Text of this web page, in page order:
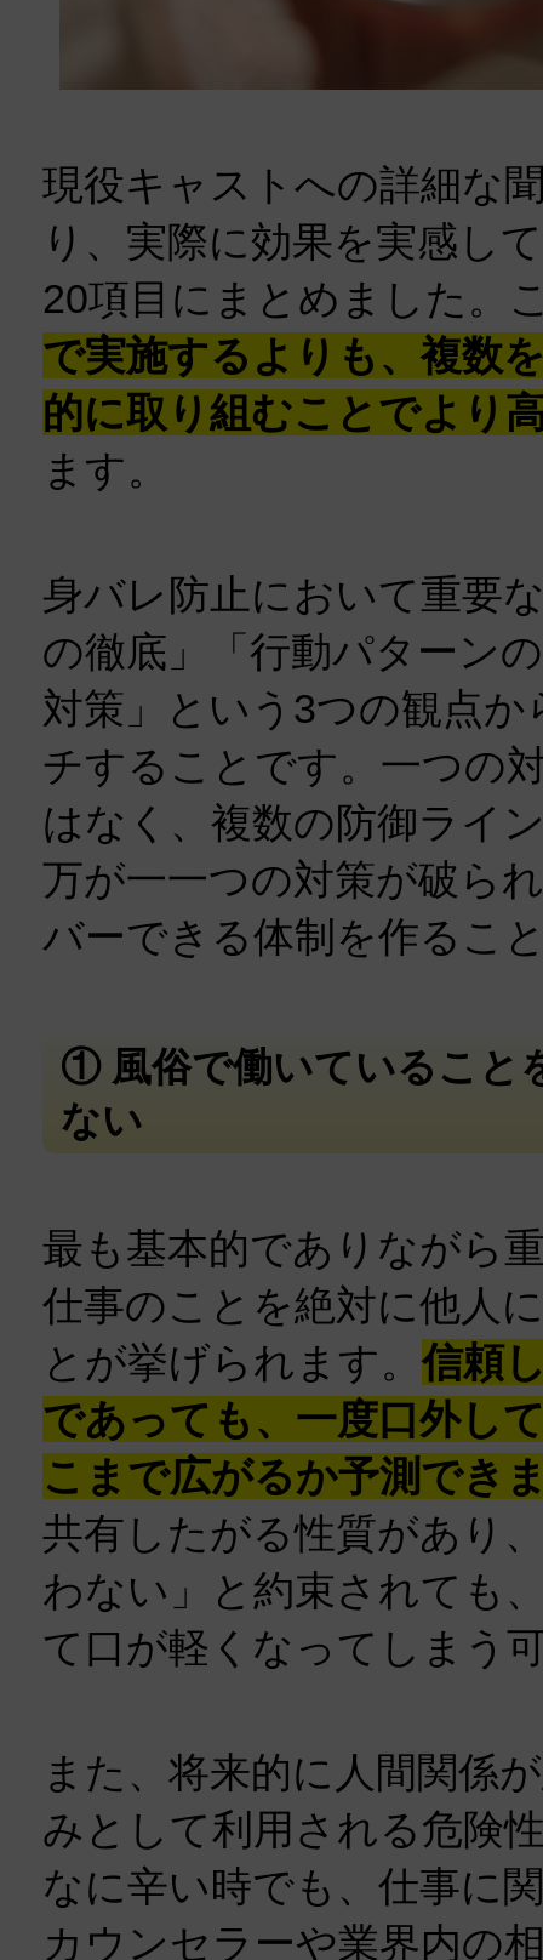
現役キャストへの詳細な
り、実際に効果を実感し
20項目にまとめました。
で実施するよりも、複数
的に取り組むことでより
ます。
身バレ防止において重要
の徹底」「行動パターン
対策」という3つの観点
チすることです。一つの
はなく、複数の防御ライ
万が一一つの対策が破ら
バーできる体制を作るこ
① 風俗で働いていること
ない
最も基本的でありながら
仕事のことを絶対に他人
とが挙げられます。信頼
であっても、一度口外し
こまで広がるか予測でき
共有したがる性質があり
わない」と約束されても
て口が軽くなってしまう
また、将来的に人間関係
みとして利用される危険
なに辛い時でも、仕事に
カウンセラーや業界内の